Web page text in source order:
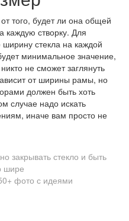
того, будет ли она общей
каждую створку. Для
ширину стекла на каждой
минимальное значение,
не сможет заглянуть
от ширины рамы, но
должен быть хоть
случае надо искать
иначе вам просто не
закрывать стекло и быть
шире